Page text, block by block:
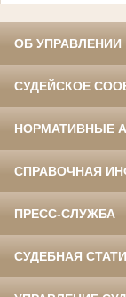
ОБ УПРАВЛЕНИИ
СУДЕЙСКОЕ
НОРМАТИВНЫЕ
СПРАВОЧНАЯ
ПРЕСС-СЛУЖБА
СУДЕБНАЯ